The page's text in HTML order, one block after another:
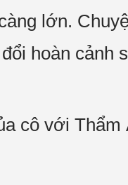
lớn.
hoàn cảnh
cô với Thẩm